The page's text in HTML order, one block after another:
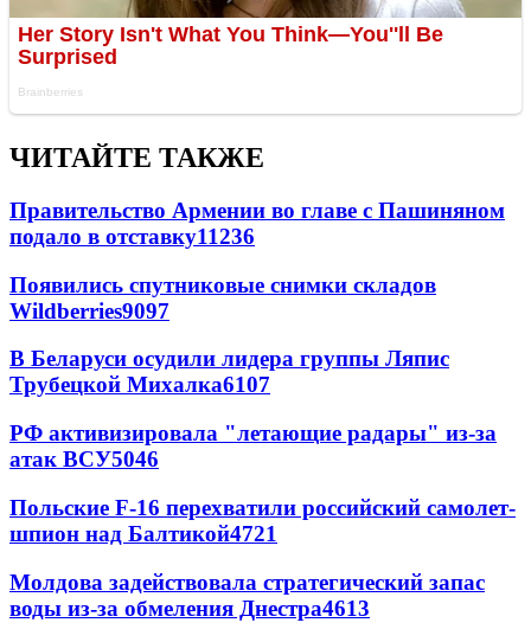
ЧИТАЙТЕ ТАКЖЕ
Правительство Армении во главе с Пашиняном
подало в отставку11236
Появились спутниковые снимки складов
Wildberries9097
В Беларуси осудили лидера группы Ляпис
Трубецкой Михалка6107
РФ активизировала "летающие радары" из-за
атак ВСУ5046
Польские F-16 перехватили российский самолет-
шпион над Балтикой4721
Молдова задействовала стратегический запас
воды из-за обмеления Днестра4613